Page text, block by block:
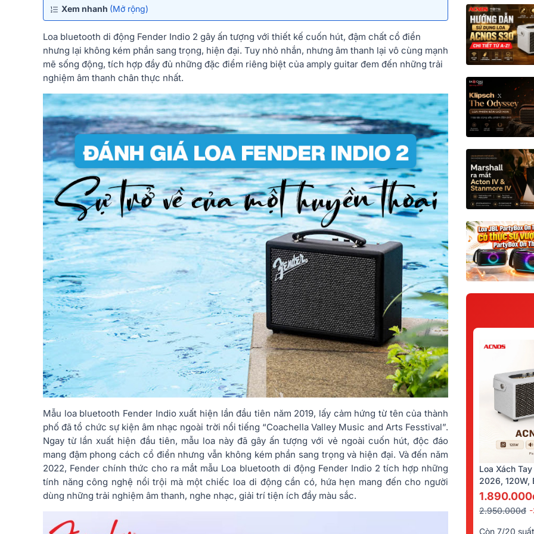
Xem nhanh (Mở rộng)
Loa bluetooth di động Fender Indio 2 gây ấn tượng với thiết kế cuốn hút, đậm chất cổ điển
nhưng lại không kém phần sang trọng, hiện đại. Tuy nhỏ nhắn, nhưng âm thanh lại vô cùng mạnh
mẽ sống động, tích hợp đầy đủ những đặc điểm riêng biệt của amply guitar đem đến những trải
nghiệm âm thanh chân thực nhất.
Mẫu loa bluetooth Fender Indio xuất hiện lần đầu tiên năm 2019, lấy cảm hứng từ tên của thành
phố đã tổ chức sự kiện âm nhạc ngoài trời nổi tiếng “Coachella Valley Music and Arts Fesstival”.
Ngay từ lần xuất hiện đầu tiên, mẫu loa này đã gây ấn tượng với vẻ ngoài cuốn hút, độc đáo
mang đậm phong cách cổ điển nhưng vẫn không kém phần sang trọng và hiện đại. Và đến năm
2022, Fender chính thức cho ra mắt mẫu Loa bluetooth di động Fender Indio 2 tích hợp những
tính năng công nghệ nổi trội mà một chiếc loa di động cần có, hứa hẹn mang đến cho người
dùng những trải nghiệm âm thanh, nghe nhạc, giải trí tiện ích đầy màu sắc.
Loa Xách
2026, 120W,
Kèm 2 Tay
2.950.000đ
Còn 7/20 suất